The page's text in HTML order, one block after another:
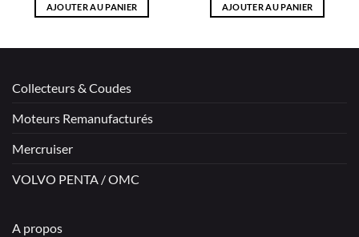
AJOUTER AU PANIER AJOUTER AU PANIER
Collecteurs & Coudes
Moteurs Remanufacturés
Mercruiser
VOLVO PENTA / OMC
A propos